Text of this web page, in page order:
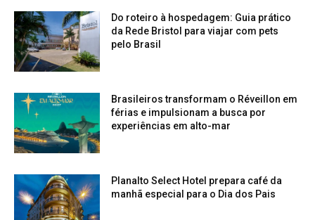
Do roteiro à hospedagem: Guia prático
da Rede Bristol para viajar com pets
pelo Brasil
Brasileiros transformam o Réveillon em
férias e impulsionam a busca por
experiências em alto-mar
Planalto Select Hotel prepara café da
manhã especial para o Dia dos Pais